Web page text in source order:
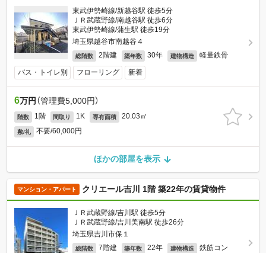
東武伊勢崎線/新越谷駅 徒歩5分
ＪＲ武蔵野線/南越谷駅 徒歩6分
東武伊勢崎線/蒲生駅 徒歩19分
埼玉県越谷市南越谷４
総階数 2階建 築年数 30年 建物構造 軽量鉄骨
バス・トイレ別 フローリング 新着
6万円 （管理費5,000円）
階数 1階 間取り 1K 専有面積 20.03㎡
敷/礼 不要/60,000円
ほかの部屋を表示
マンション・アパート クリエール吉川 1階 築22年の賃貸物件
ＪＲ武蔵野線/吉川駅 徒歩5分
ＪＲ武蔵野線/吉川美南駅 徒歩26分
埼玉県吉川市保１
総階数 7階建 築年数 22年 建物構造 鉄筋コン